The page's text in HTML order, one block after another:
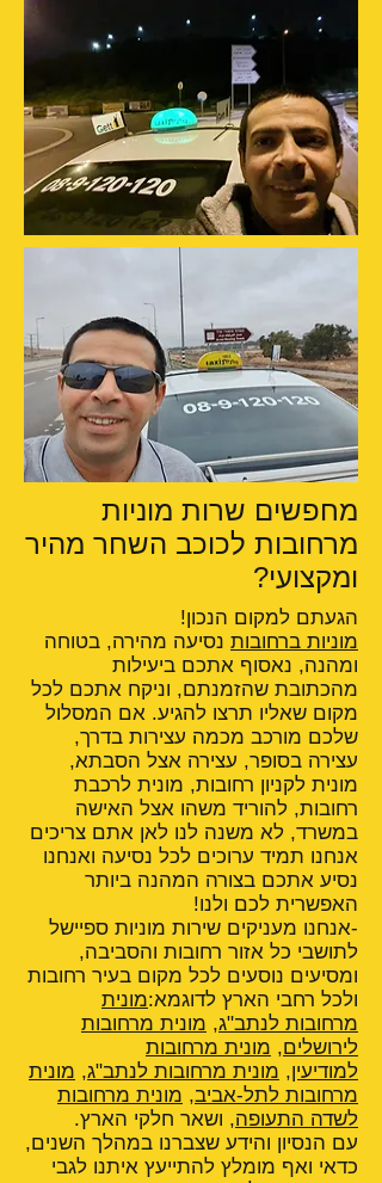
מחפשים שרות מוניות
מרחובות לכוכב השחר מהיר
ומקצועי?
הגעתם למקום הנכון!
מוניות ברחובות נסיעה מהירה, בטוחה
ומהנה, נאסוף אתכם ביעילות
מהכתובת שהזמנתם, וניקח אתכם לכל
מקום שאליו תרצו להגיע. אם המסלול
שלכם מורכב מכמה עצירות בדרך,
עצירה בסופר, עצירה אצל הסבתא,
מונית לקניון רחובות, מונית לרכבת
רחובות, להוריד משהו אצל האישה
במשרד, לא משנה לנו לאן אתם צריכים
אנחנו תמיד ערוכים לכל נסיעה ואנחנו
נסיע אתכם בצורה המהנה ביותר
האפשרית לכם ולנו!
-אנחנו מעניקים שירות מוניות ספיישל
לתושבי כל אזור רחובות והסביבה,
ומסיעים נוסעים לכל מקום בעיר רחובות
ולכל רחבי הארץ לדוגמא:מונית
מרחובות לנתב"ג, מונית מרחובות
לירושלים, מונית מרחובות
למודיעין, מונית מרחובות לנתב"ג, מונית
מרחובות לתל-אביב, מונית מרחובות
לשדה התעופה, ושאר חלקי הארץ.
עם הנסיון והידע שצברנו במהלך השנים,
כדאי ואף מומלץ להתייעץ איתנו לגבי